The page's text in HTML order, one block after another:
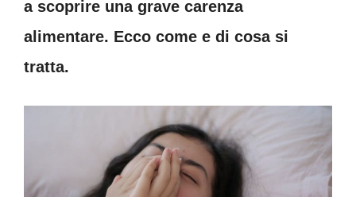
a scoprire una grave carenza
alimentare. Ecco come e di cosa si
tratta.